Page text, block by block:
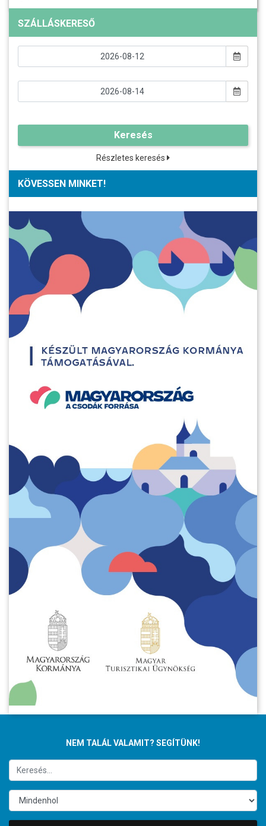
SZÁLLÁSKERESŐ
Keresés
Részletes keresés
KÖVESSEN MINKET!
NEM TALÁL VALAMIT? SEGÍTÜNK!